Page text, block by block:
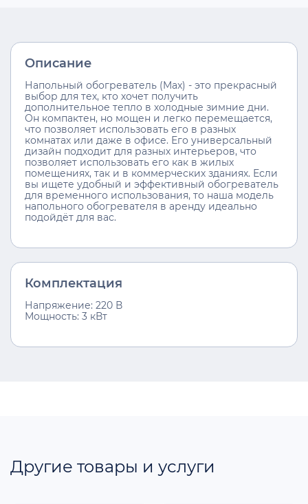
Описание
Напольный обогреватель (Max) - это прекрасный
выбор для тех, кто хочет получить
дополнительное тепло в холодные зимние дни.
Он компактен, но мощен и легко перемещается,
что позволяет использовать его в разных
комнатах или даже в офисе. Его универсальный
дизайн подходит для разных интерьеров, что
позволяет использовать его как в жилых
помещениях, так и в коммерческих зданиях. Если
вы ищете удобный и эффективный обогреватель
для временного использования, то наша модель
напольного обогревателя в аренду идеально
подойдёт для вас.
Комплектация
Напряжение: 220 В
Мощность: 3 кВт
Другие товары и услуги